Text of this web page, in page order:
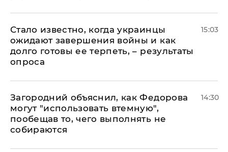
Стало известно, когда украинцы
ожидают завершения войны и как
долго готовы ее терпеть, – результаты
опроса
15:03
Загородний объяснил, как Федорова
могут "использовать втемную",
пообещав то, чего выполнять не
собираются
14:30